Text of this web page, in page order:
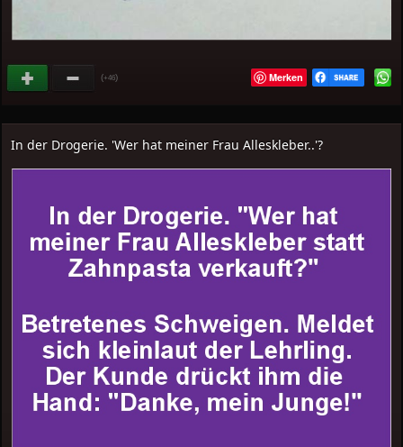
(+46) Merken
In der Drogerie. 'Wer hat meiner Frau Alleskleber..'?